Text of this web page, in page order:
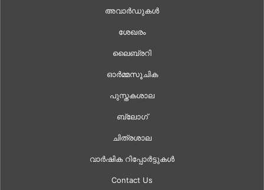
അവാർഡുകൾ
ശേഖരം
ലൈബ്രറി
ഓർമ്മസൂചിക
പുസ്തകശാല
ബ്ലോഗ്
ചിത്രശാല
വാർഷിക റിപ്പോർട്ടുകൾ
Contact Us